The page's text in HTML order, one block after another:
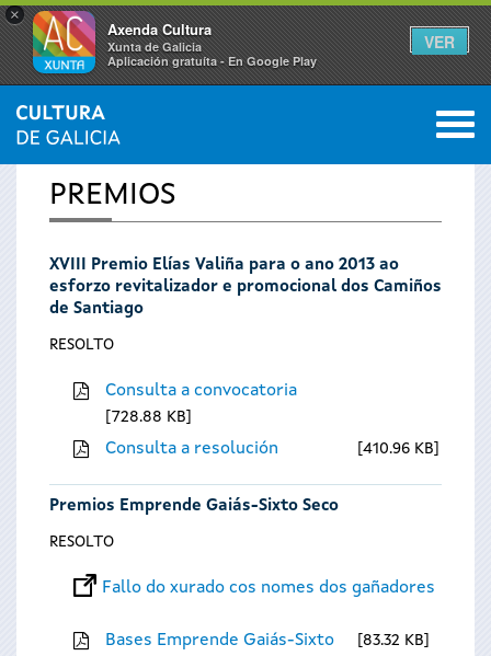
×
Axenda Cultura
Xunta de Galicia
Aplicación gratuíta - En Google Play
VER
Vostede
está
aquí
INICIO 0
PREMIOS
XVIII Premio Elías Valiña para o ano 2013 ao
esforzo revitalizador e promocional dos Camiños
de Santiago
RESOLTO
Consulta a convocatoria
728.88 KB
Consulta a resolución 410.96 KB
Premios Emprende Gaiás-Sixto Seco
RESOLTO
Fallo do xurado cos nomes dos gañadores
Bases Emprende Gaiás-Sixto
83.32 KB